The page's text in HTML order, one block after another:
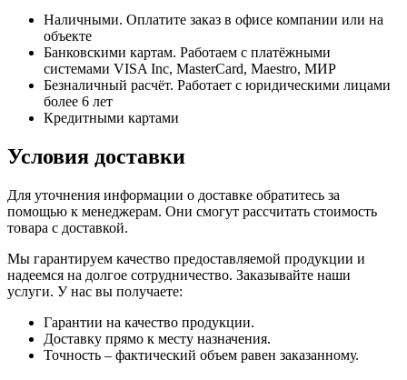
Наличными. Оплатите заказ в офисе компании или на
объекте
Банковскими картам. Работаем с платёжными
системами VISA Inc, MasterCard, Maestro, МИР
Безналичный расчёт. Работает с юридическими лицами
более 6 лет
Кредитными картами
Условия доставки
Для уточнения информации о доставке обратитесь за
помощью к менеджерам. Они смогут рассчитать стоимость
товара с доставкой.
Мы гарантируем качество предоставляемой продукции и
надеемся на долгое сотрудничество. Заказывайте наши
услуги. У нас вы получаете:
Гарантии на качество продукции.
Доставку прямо к месту назначения.
Точность – фактический объем равен заказанному.